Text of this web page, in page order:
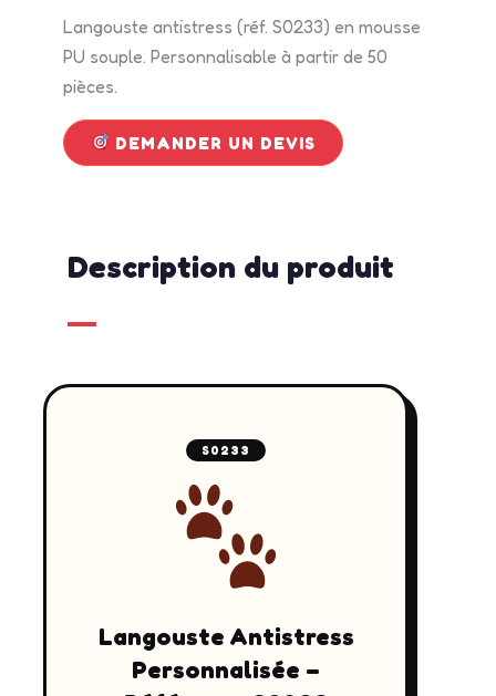
Langouste antistress (réf. S0233) en mousse
PU souple. Personnalisable à partir de 50
pièces.
DEMANDER UN DEVIS
Description du produit
S0233
Langouste Antistress
Personnalisée –